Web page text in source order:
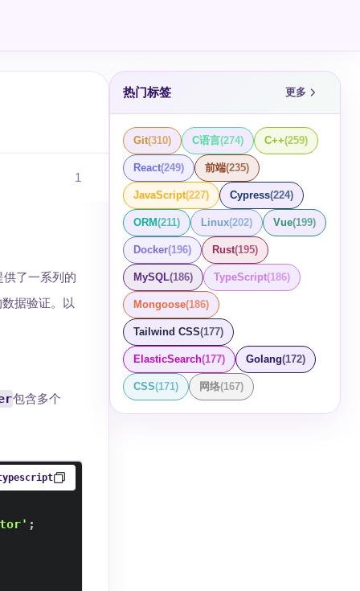
1
供了一系列的
据验证。以
包含多个
;
热门标签 更多
Git(310) C语言(274) C++(259)
React(249) 前端(235)
JavaScript(227) Cypress(224)
ORM(211) Linux(202) Vue(199)
Docker(196) Rust(195)
MySQL(186) TypeScript(186)
Mongoose(186)
Tailwind CSS(177)
ElasticSearch(177) Golang(172)
CSS(171) 网络(167)